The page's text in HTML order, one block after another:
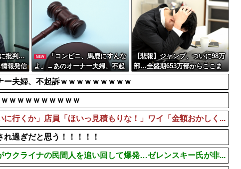
になったらその分商品代...
）、最新の松本人志さん...
【悲報】コロナワクチン打
なぜDLCは昔ほど「最初か
紹介された男と食事に行く
【画像】田中みな実(39) 妊
批判…
報発信
NEW
「コンビニ、馬鹿にすんな
よ」→あのオーナー夫婦、不起
訴ｗｗｗｗｗｗｗｗｗ
【悲報】ジャンプ、ついに98万
部…全盛期653万部からここま
で落ちる
夫婦、不起訴ｗｗｗｗｗｗｗｗｗ
ｗｗｗｗｗｗｗｗｗ
に行くか」店員「ほいっ見積もりな！」ワイ「金額おかしく...
過ぎだと思う！！！！！
ウクライナの民間人を追い回して爆発…ゼレンスキー氏が非...